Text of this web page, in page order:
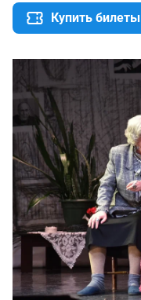
Купить билеты